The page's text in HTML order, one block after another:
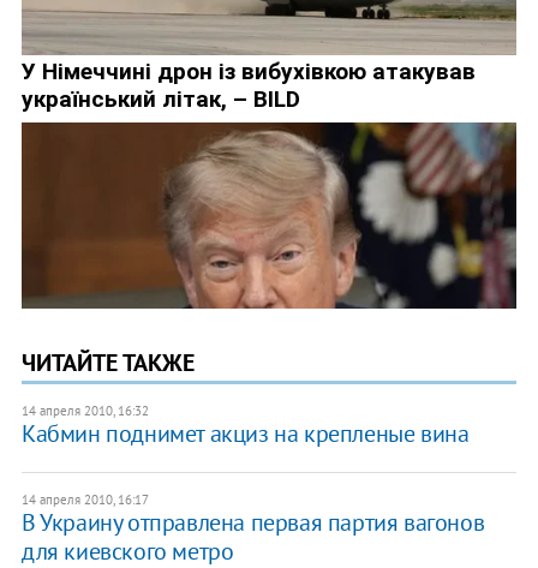
ЧИТАЙТЕ ТАКЖЕ
14 апреля 2010, 16:32
Кабмин поднимет акциз на крепленые вина
14 апреля 2010, 16:17
В Украину отправлена первая партия вагонов
для киевского метро